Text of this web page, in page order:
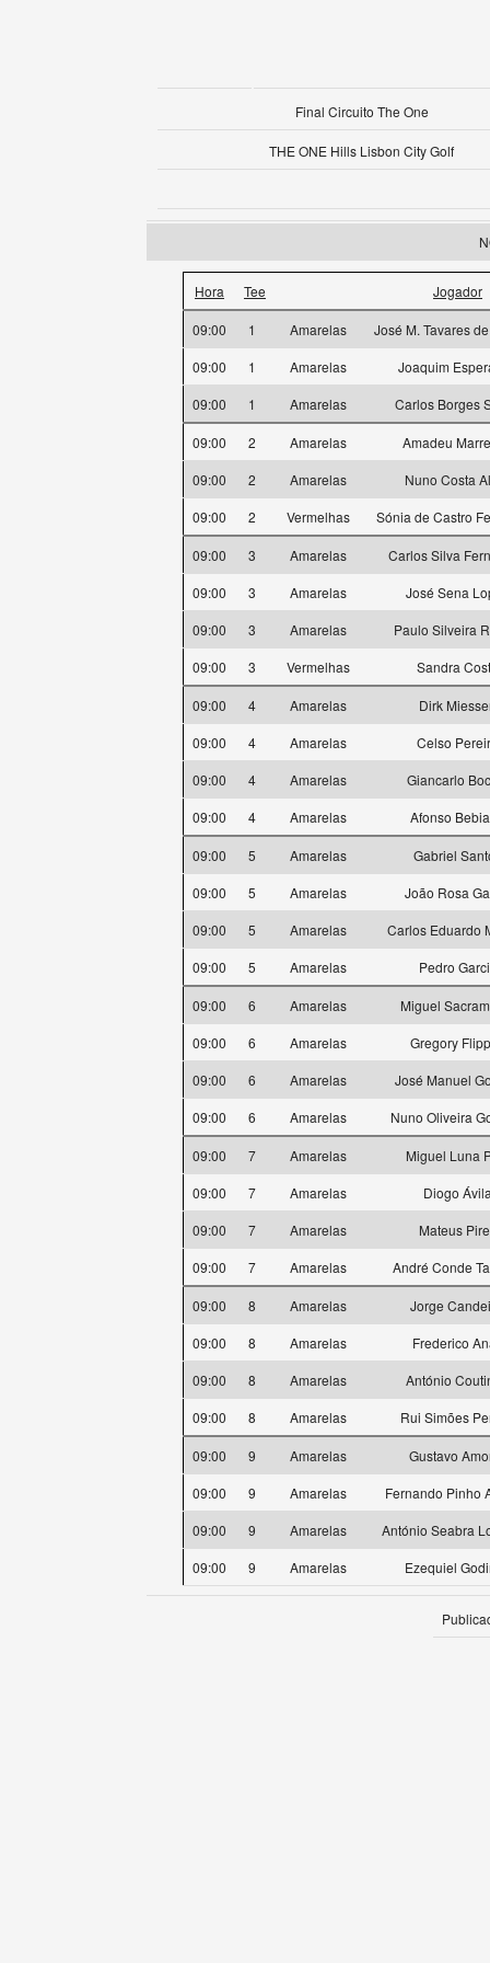
Final Circuito The One
THE ONE Hills Lisbon City Golf
Hora Tee Jogador
09:00 1 Amarelas
José M. Tavares
09:00
1 Amarelas
Joaquim
09:00
1 Amarelas Carlos Borges
09:00 2 Amarelas
Amadeu
09:00
2 Amarelas
Nuno Costa
09:00
2 Vermelhas Sónia de Castro
09:00 3 Amarelas
Carlos Silva
09:00
3 Amarelas
José Sena
09:00
3 Amarelas
Paulo Silveira
09:00
3 Vermelhas Sandra
09:00 4 Amarelas
Dirk
09:00
4 Amarelas
Celso
09:00
4 Amarelas
Giancarlo
09:00
4 Amarelas Afonso
09:00 5 Amarelas
Gabriel
09:00
5 Amarelas
João Rosa
09:00
5 Amarelas
Carlos Eduardo
09:00
5 Amarelas Pedro
09:00 6 Amarelas
Miguel
09:00
6 Amarelas
Gregory
09:00
6 Amarelas
José Manuel
09:00
6 Amarelas Nuno Oliveira
09:00 7 Amarelas
Miguel Luna
09:00
7 Amarelas
Diogo
09:00
7 Amarelas
Mateus
09:00
7 Amarelas André Conde
09:00 8 Amarelas
Jorge
09:00
8 Amarelas
Frederico
09:00
8 Amarelas
António
09:00
8 Amarelas Rui Simões
09:00 9 Amarelas
Gustavo
09:00
9 Amarelas
Fernando Pinho
09:00
9 Amarelas
António Seabra
09:00
9 Amarelas Ezequiel